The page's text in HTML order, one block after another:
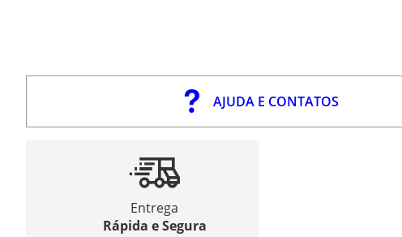
AJUDA E CONTATOS
Entrega
Rápida e Segura